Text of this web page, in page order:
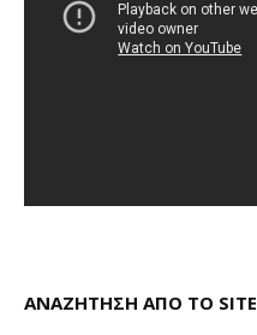
ΑΝΑΖΗΤΗΣΗ ΑΠΟ ΤΟ SITE